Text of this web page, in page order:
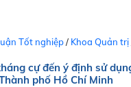
Tốt nghiệp/ Khoa Quản trị
cự đến ý định sử
phố Hồ Chí Minh